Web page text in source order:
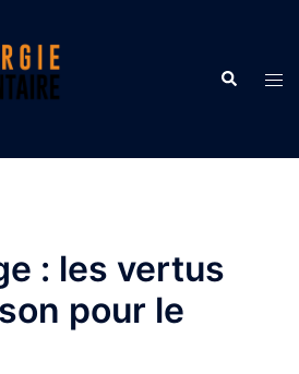
: les vertus
pour le